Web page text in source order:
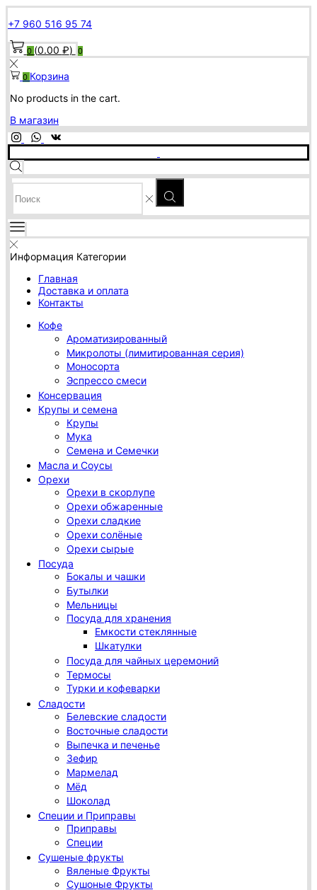
+7 960 516 95 74
0(0.00 ₽) 0
0 Корзина
No products in the cart.
В магазин
SEARCH
INPUT
Информация Категории
Главная
Доставка и оплата
Контакты
Кофе
Ароматизированный
Микролоты (лимитированная серия)
Моносорта
Эспрессо смеси
Консервация
Крупы и семена
Крупы
Мука
Семена и Семечки
Масла и Соусы
Орехи
Орехи в скорлупе
Орехи обжаренные
Орехи сладкие
Орехи солёные
Орехи сырые
Посуда
Бокалы и чашки
Бутылки
Мельницы
Посуда для хранения
Емкости стеклянные
Шкатулки
Посуда для чайных церемоний
Термосы
Турки и кофеварки
Сладости
Белевские сладости
Восточные сладости
Выпечка и печенье
Зефир
Мармелад
Мёд
Шоколад
Специи и Приправы
Приправы
Специи
Сушеные фрукты
Вяленые Фрукты
Сушоные Фрукты